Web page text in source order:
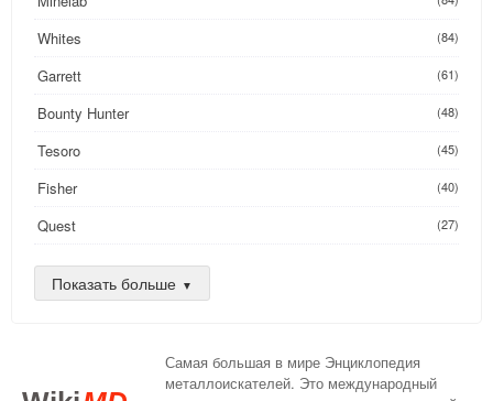
Whites (84)
Garrett (61)
Bounty Hunter (48)
Tesoro (45)
Fisher (40)
Quest (27)
Golden Mask
Nokta
Показать больше
Самая большая в мире Энциклопедия
металлоискателей. Это международный